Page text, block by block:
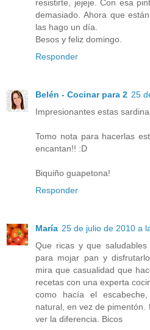
resistirte, jejeje. Con esa
demasiado. Ahora que
las hago un día.
Besos y feliz domingo.
Responder
Belén - Cocinar para 2 25
Impresionantes estas
Tomo nota para hacerlas
encantan!! :D
Biquiño guapetona!
Responder
María 25 de julio de 2010 a
Que ricas y que
para mojar pan y
mira que casualidad que
recetas con una experta
como hacía el
natural, en vez de pimentón.
ver la diferencia. Bicos